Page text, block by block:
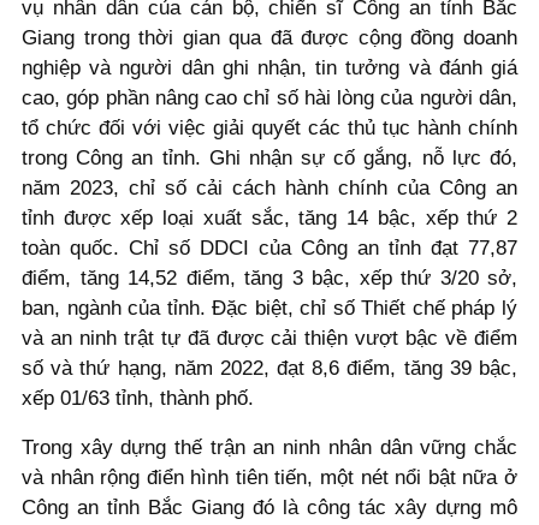
vụ nhân dân của cán bộ, chiến sĩ Công an tỉnh Bắc
Giang trong thời gian qua đã được cộng đồng doanh
nghiệp và người dân ghi nhận, tin tưởng và đánh giá
cao, góp phần nâng cao chỉ số hài lòng của người dân,
tổ chức đối với việc giải quyết các thủ tục hành chính
trong Công an tỉnh. Ghi nhận sự cố gắng, nỗ lực đó,
năm 2023, chỉ số cải cách hành chính của Công an
tỉnh được xếp loại xuất sắc, tăng 14 bậc, xếp thứ 2
toàn quốc. Chỉ số DDCI của Công an tỉnh đạt 77,87
điểm, tăng 14,52 điểm, tăng 3 bậc, xếp thứ 3/20 sở,
ban, ngành của tỉnh. Đặc biệt, chỉ số Thiết chế pháp lý
và an ninh trật tự đã được cải thiện vượt bậc về điểm
số và thứ hạng, năm 2022, đạt 8,6 điểm, tăng 39 bậc,
xếp 01/63 tỉnh, thành phố.
Trong xây dựng thế trận an ninh nhân dân vững chắc
và nhân rộng điển hình tiên tiến, một nét nổi bật nữa ở
Công an tỉnh Bắc Giang đó là công tác xây dựng mô